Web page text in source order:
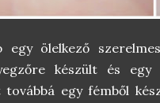
egy ölelkező
készült és
egy fémből